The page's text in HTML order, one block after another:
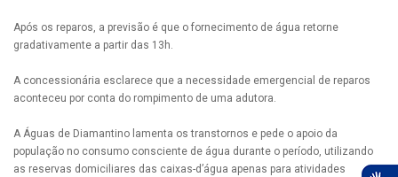
Após os reparos, a previsão é que o fornecimento de água retorne
gradativamente a partir das 13h.
A concessionária esclarece que a necessidade emergencial de reparos
aconteceu por conta do rompimento de uma adutora.
A Águas de Diamantino lamenta os transtornos e pede o apoio da
população no consumo consciente de água durante o período, utilizando
as reservas domiciliares das caixas-d’água apenas para atividades